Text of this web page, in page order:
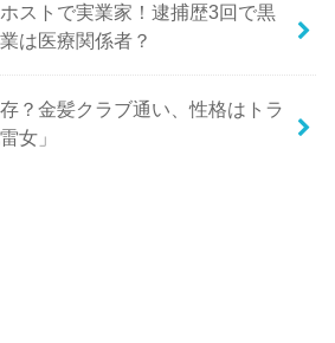
ストで実業家！逮捕歴3回で黒
は医療関係者？
？金髪クラブ通い、性格はトラ
女」